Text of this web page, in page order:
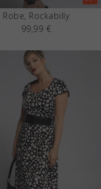
Robe, Rockabilly
99,99 €